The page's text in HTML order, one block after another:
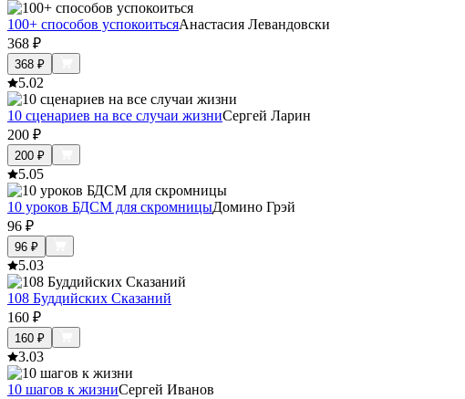
100+ способов успокоитьсяАнастасия Левандовски
368 ₽
368 ₽
5.02
10 сценариев на все случаи жизниСергей Ларин
200 ₽
200 ₽
5.05
10 уроков БДСМ для скромницыДомино Грэй
96 ₽
96 ₽
5.03
108 Буддийских Сказаний
160 ₽
160 ₽
3.03
10 шагов к жизниСергей Иванов